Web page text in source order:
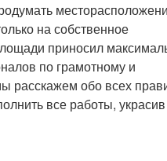
на собственное
приносил
по грамотному и
расскажем обо всех
все работы, украсив